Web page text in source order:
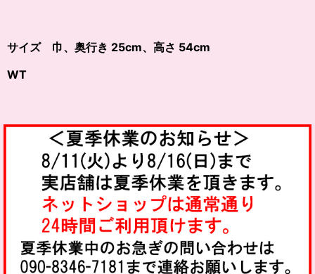
サイズ 巾、奥行き 25cm、高さ 54cm
WT